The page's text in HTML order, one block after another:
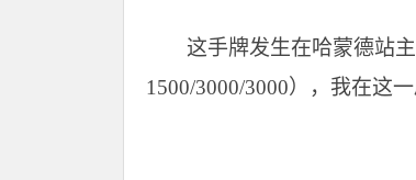
这手牌发生在哈蒙德站
1500/3000/3000），我在这